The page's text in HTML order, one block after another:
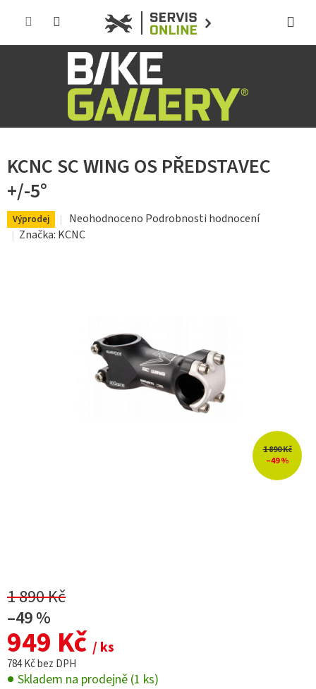
KCNC SC WING OS PŘEDSTAVEC
+/-5°
Výprodej
Průměrné
hodnocení
produktu
Neohodnoceno Podrobnosti hodnocení
Značka: KCNC
1 890 Kč
–49 %
1 890 Kč
–49 %
949 Kč / ks
784 Kč bez DPH
Skladem na prodejně (1 ks)